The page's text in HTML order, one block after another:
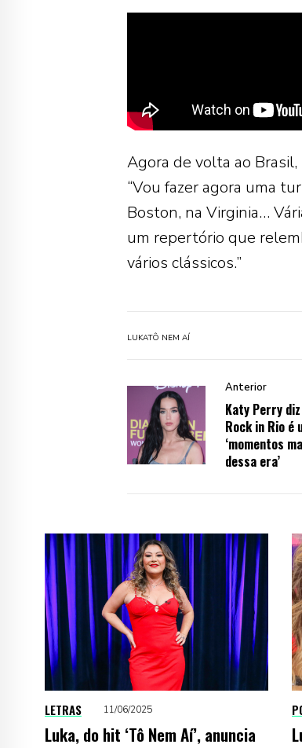
Agora de volta ao
“Vou fazer agora uma
Boston, na Virginia…
um repertório que
vários clássicos.”
LUKATÔ NEM AÍ
Anterior
Katy Perry
Rock in Rio é
‘momentos
dessa era’
LETRAS 11/06/2025
Luka, do hit ‘Tô Nem Aí’, anuncia